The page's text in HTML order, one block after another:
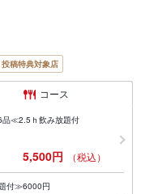
投稿特典対象店
コース
品≪2.5ｈ飲み放題付
5,500円 （税込）
付≫6000円